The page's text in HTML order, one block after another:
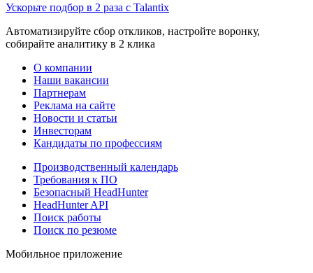
Ускорьте подбор в 2 раза с Talantix
Автоматизируйте сбор откликов, настройте воронку,
собирайте аналитику в 2 клика
О компании
Наши вакансии
Партнерам
Реклама на сайте
Новости и статьи
Инвесторам
Кандидаты по профессиям
Производственный календарь
Требования к ПО
Безопасный HeadHunter
HeadHunter API
Поиск работы
Поиск по резюме
Мобильное приложение